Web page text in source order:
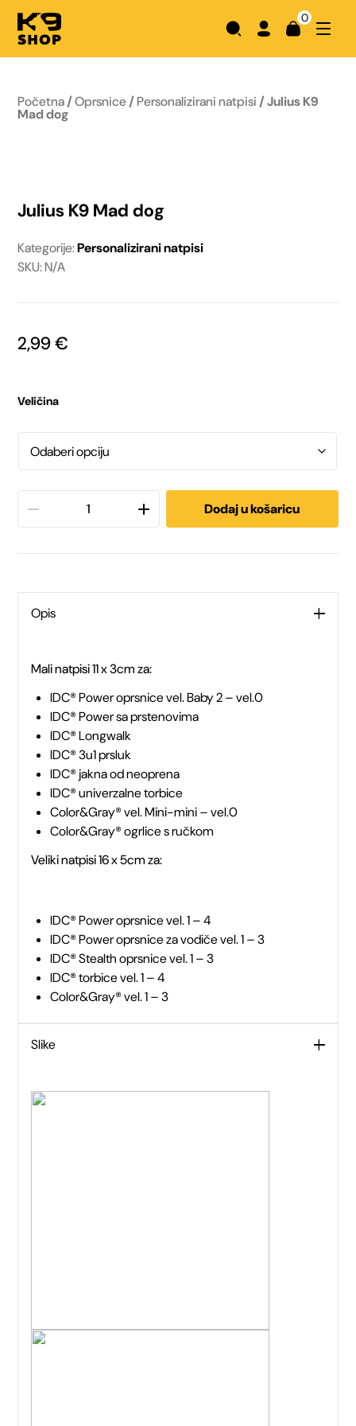
0
Početna/Oprsnice/Personalizirani natpisi / Julius K9
Mad dog
Julius K9 Mad dog
Kategorije:Personalizirani natpisi
SKU: N/A
2,99€
Veličina
Julius
dog
Dodaj u košaricu
Opis
Mali natpisi 11 x 3cm za:
IDC® Power oprsnice vel. Baby 2 – vel.0
IDC® Power sa prstenovima
IDC® Longwalk
IDC® 3u1 prsluk
IDC® jakna od neoprena
IDC® univerzalne torbice
Color&Gray® vel. Mini-mini – vel.0
Color&Gray® ogrlice s ručkom
Veliki natpisi 16 x 5cm za:
IDC® Power oprsnice vel. 1 – 4
IDC® Power oprsnice za vodiče vel. 1 – 3
IDC® Stealth oprsnice vel. 1 – 3
IDC® torbice vel. 1 – 4
Color&Gray® vel. 1 – 3
Slike